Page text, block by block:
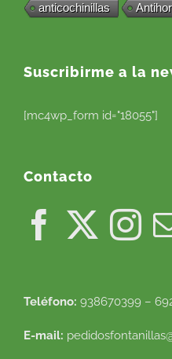
anticochinillas
Suscribirme a la
[mc4wp_form id="18055"]
Contacto
Teléfono: 938670399 –
E-mail: